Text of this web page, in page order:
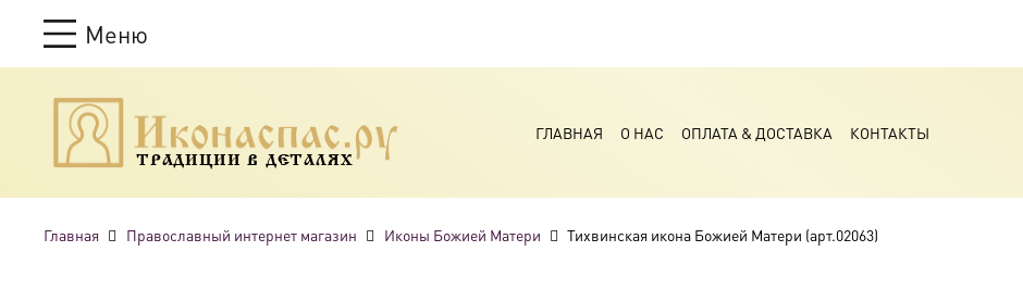
Меню
ТРАДИЦИИ В ДЕТАЛЯХ
ГЛАВНАЯ О НАС ОПЛАТА & ДОСТАВКА КОНТАКТЫ
Главная Православный интернет магазин Иконы Божией Матери Тихвинская икона Божией Матери (арт.02063)